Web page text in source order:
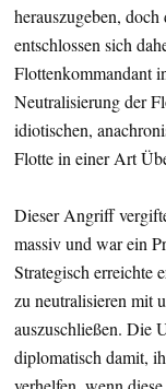
herauszugeben,
entschlossen sich
Flottenkommandant
Neutralisierung der
idiotischen,
Flotte in einer Art
Dieser Angriff
massiv und war ein
Strategisch erreichte
zu neutralisieren mit
auszuschließen. Die
diplomatisch damit,